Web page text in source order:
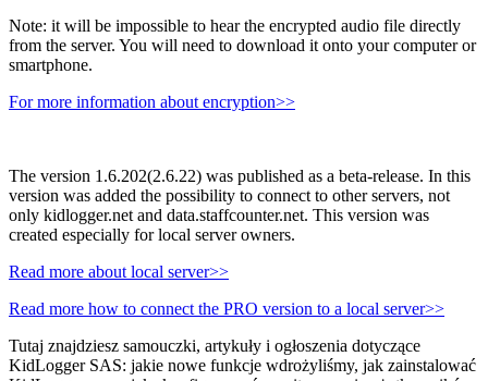
Note: it will be impossible to hear the encrypted audio file directly
from the server. You will need to download it onto your computer or
smartphone.
For more information about encryption>>
The version 1.6.202(2.6.22) was published as a beta-release. In this
version was added the possibility to connect to other servers, not
only kidlogger.net and data.staffcounter.net. This version was
created especially for local server owners.
Read more about local server>>
Read more how to connect the PRO version to a local server>>
Tutaj znajdziesz samouczki, artykuły i ogłoszenia dotyczące
KidLogger SAS: jakie nowe funkcje wdrożyliśmy, jak zainstalować